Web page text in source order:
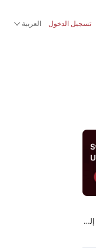
تسجيل الدخول العربية
وصلت إطلاقات ETF الجديدة في 2026 إلى 1,084: لماذا قد لا تستمر 400 منها